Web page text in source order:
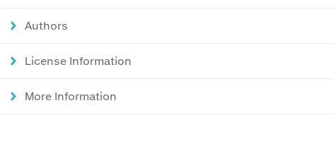
Authors
License Information
More Information